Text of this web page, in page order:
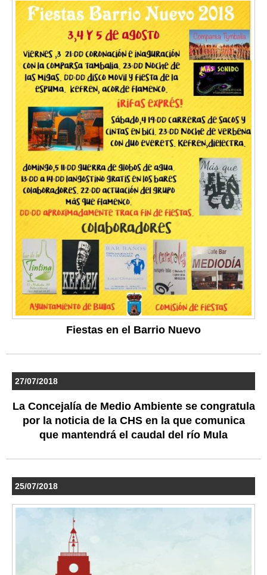
Fiestas en el Barrio Nuevo
27/07/2018
La Concejalía de Medio Ambiente se congratula
por la noticia de la CHS en la que comunica
que mantendrá el caudal del río Mula
25/07/2018